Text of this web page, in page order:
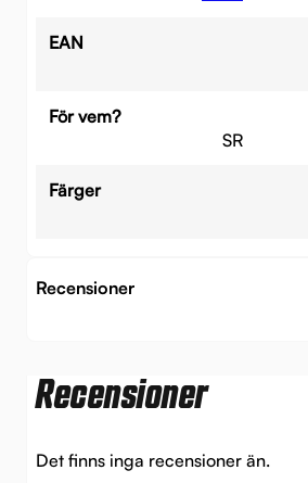
EAN
För vem?
SR
Färger
Recensioner
Recensioner
Det finns inga recensioner än.